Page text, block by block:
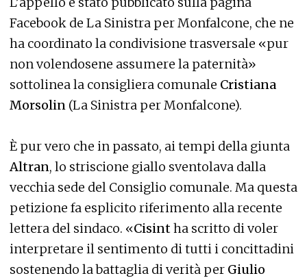
Facebook de La Sinistra per Monfalcone, che ne
ha coordinato la condivisione trasversale «pur
non volendosene assumere la paternità»
sottolinea la consigliera comunale Cristiana
Morsolin (La Sinistra per Monfalcone).
È pur vero che in passato, ai tempi della giunta
Altran, lo striscione giallo sventolava dalla
vecchia sede del Consiglio comunale. Ma questa
petizione fa esplicito riferimento alla recente
lettera del sindaco. «Cisint ha scritto di voler
interpretare il sentimento di tutti i concittadini
sostenendo la battaglia di verità per Giulio